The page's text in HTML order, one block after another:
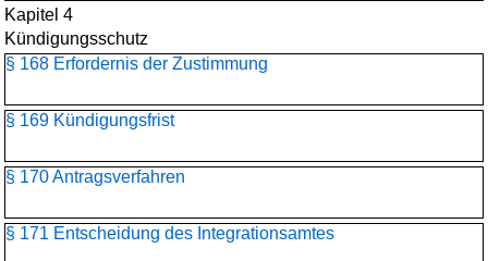
Kapitel 4
Kündigungsschutz
§ 168 Erfordernis der Zustimmung
§ 169 Kündigungsfrist
§ 170 Antragsverfahren
§ 171 Entscheidung des Integrationsamtes